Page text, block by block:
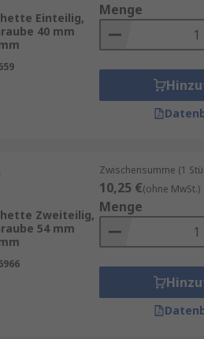
Einteilig,
40 mm
Menge
Zweiteilig,
54 mm
Zwischensumme (1
10,25 €(ohne MwSt.)
Menge